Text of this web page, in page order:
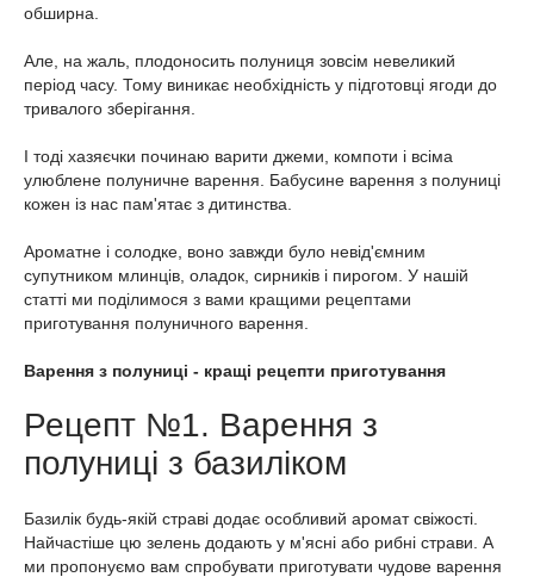
обширна.
Але, на жаль, плодоносить полуниця зовсім невеликий
період часу. Тому виникає необхідність у підготовці ягоди до
тривалого зберігання.
І тоді хазяєчки починаю варити джеми, компоти і всіма
улюблене полуничне варення. Бабусине варення з полуниці
кожен із нас пам'ятає з дитинства.
Ароматне і солодке, воно завжди було невід'ємним
супутником млинців, оладок, сирників і пирогом. У нашій
статті ми поділимося з вами кращими рецептами
приготування полуничного варення.
Варення з полуниці - кращі рецепти приготування
Рецепт №1. Варення з
полуниці з базиліком
Базилік будь-якій страві додає особливий аромат свіжості.
Найчастіше цю зелень додають у м'ясні або рибні страви. А
ми пропонуємо вам спробувати приготувати чудове варення